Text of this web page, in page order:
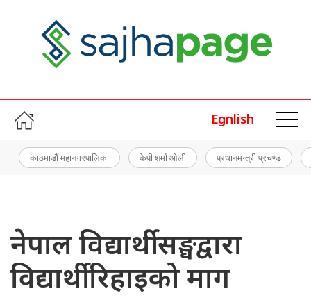
Egnlish
काठमाडौं महानगरपालिका केपी शर्मा ओली प्रधानमन्त्री प्रचण्ड
नेपाल विद्यार्थी सङ्घद्वारा
विद्यार्थी रिहाइको माग